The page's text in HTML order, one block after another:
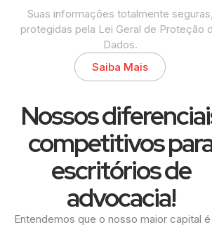
Suas informações totalmente seguras,
protegidas pela Lei Geral de Proteção
Dados.
Saiba Mais
Nossos
competitivos
escritórios de
advocacia!
Entendemos que o nosso maior capital